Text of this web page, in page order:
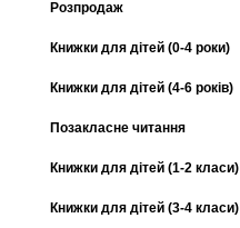
Розпродаж
Книжки для дітей (0-4 роки)
Книжки для дітей (4-6 років)
Позакласне читання
Книжки для дітей (1-2 класи)
Книжки для дітей (3-4 класи)